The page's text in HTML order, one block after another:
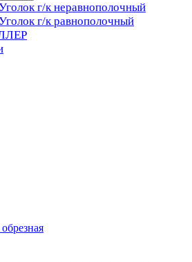
г/к неравнополочный
г/к равнополочный